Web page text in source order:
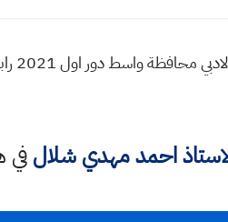
احمد مهدي شلالفي